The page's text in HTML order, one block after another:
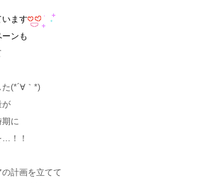
います
ンも
(*´∀｀*)
が
に
…！！
計画を立てて